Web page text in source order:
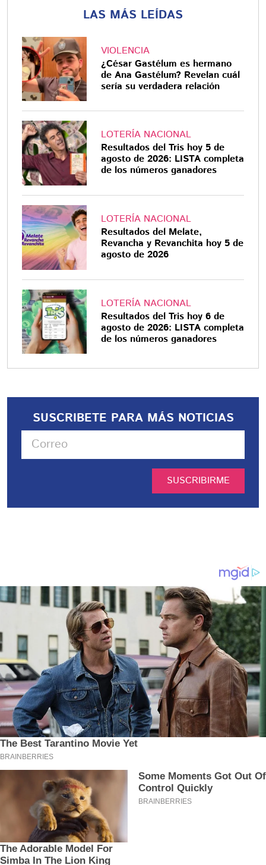
LAS MÁS LEÍDAS
VIOLENCIA
¿César Gastélum es hermano
de Ana Gastélum? Revelan cuál
sería su verdadera relación
LOTERÍA NACIONAL
Resultados del Tris hoy 5 de
agosto de 2026: LISTA completa
de los números ganadores
LOTERÍA NACIONAL
Resultados del Melate,
Revancha y Revanchita hoy 5 de
agosto de 2026
LOTERÍA NACIONAL
Resultados del Tris hoy 6 de
agosto de 2026: LISTA completa
de los números ganadores
SUSCRIBETE PARA MÁS NOTICIAS
SUSCRIBIRME